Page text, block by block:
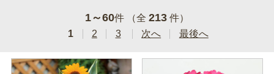
1～60件 （全 213 件）
1
2 3 次へ 最後へ